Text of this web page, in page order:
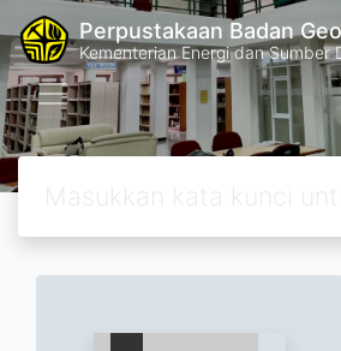
Perpustakaan Badan
Kementerian Energi dan Sumber